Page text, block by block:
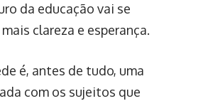
da educação vai se
clareza e esperança.
é, antes de tudo, uma
com os sujeitos que